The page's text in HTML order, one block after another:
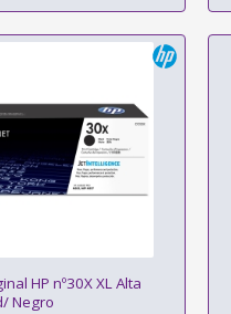
HP nº30X XL Alta
Negro